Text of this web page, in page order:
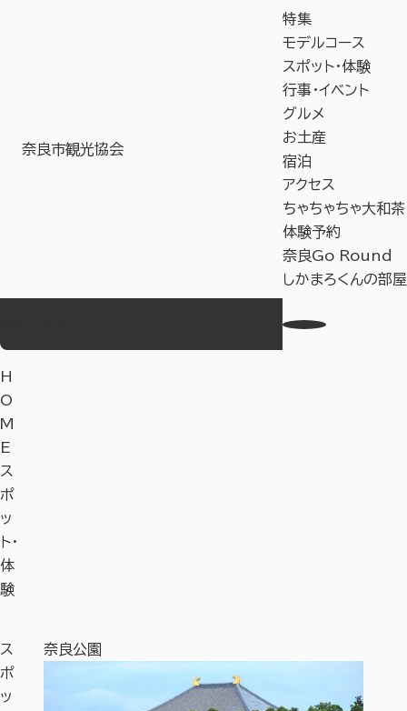
奈良市観光協会
特集
モデルコース
スポット・体験
行事・イベント
グルメ
お土産
宿泊
アクセス
ちゃちゃちゃ大和茶
体験予約
奈良Go Round
しかまろくんの部屋
H
O
M
E
ス
ポ
ッ
ト・
体
験
ス
ポ
ッ
奈良公園